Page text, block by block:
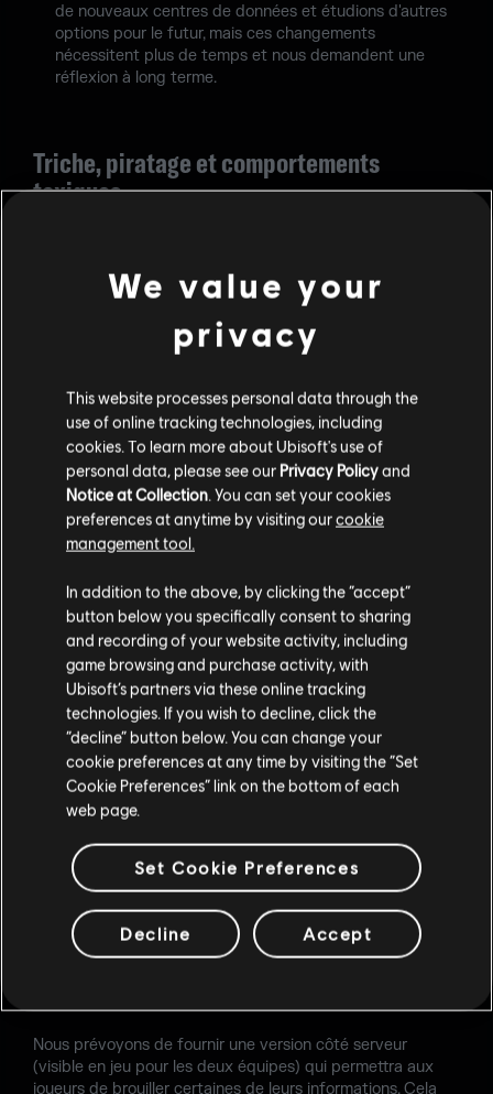
de nouveaux centres de données et étudions d'autres
options pour le futur, mais ces changements
nécessitent plus de temps et nous demandent une
réflexion à long terme.
Triche, piratage et comportements
toxiques
Comme nous l'avons mentionné précédemment, nous
avons visé un lancement de l'A6S3 pour ce changement,
et nous avons le plaisir de vous révéler que nous sommes
dans les temps ! Nous effectuerons une mise à jour de
cette saison, pour faire en sorte que les joueurs qui jouent
dans les règles conservent leur MMR, notamment lorsqu'ils
gagnent contre un tricheur. En outre, avec une mise à jour
de la fenêtre de synchronisation pour les réductions du
MMR, les joueurs constateront que le système sera plus
réactif et qu'il comptera les matchs pertinents dans une
saison donnée.
concernant ces changements à l'approche du lancement
de la saison, et nous avons hâte d'entendre vos avis sur ce
changement.
Statut : Disponible dès le début de l'A6S3 !
STREAM SNIPING
Nous savons que les streamers et les joueurs ont besoin
de fonctionnalités supplémentaires pour se protéger dans
le jeu, et dans ce but, nous sommes en train de travailler
sur une solution aux fonctionnalités complètes. Le mode
Streamer apporte avec lui des difficultés en termes de
sécurité pour ce qui est de garantir une anonymisation
complète (anonymisation en jeu, confidentialité globale du
Nous prévoyons de fournir une version côté serveur
(visible en jeu pour les deux équipes) qui permettra aux
joueurs de brouiller certaines de leurs informations. Cela
We value your
privacy
This website processes personal data through the
use of online tracking technologies, including
cookies. To learn more about Ubisoft's use of
personal data, please see our Privacy Policyand
Notice at Collection. You can set your cookies
preferences at anytime by visiting ourcookie
management tool.
In addition to the above, by clicking the “accept”
button below you specifically consent to sharing
and recording of your website activity, including
game browsing and purchase activity, with
Ubisoft’s partners via these online tracking
technologies. If you wish to decline, click the
“decline” button below. You can change your
cookie preferences at any time by visiting the “Set
Cookie Preferences” link on the bottom of each
web page.
Set Cookie Preferences
Decline Accept